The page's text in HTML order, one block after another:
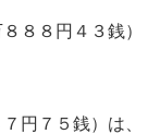
８８円４３銭）
円７５銭）は、